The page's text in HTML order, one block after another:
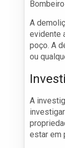
A
evidente
poço. A
ou
A
estar em